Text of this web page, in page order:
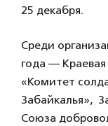
25 декабря.
Среди
года —
«Комитет
Забайкалья»,
Союза